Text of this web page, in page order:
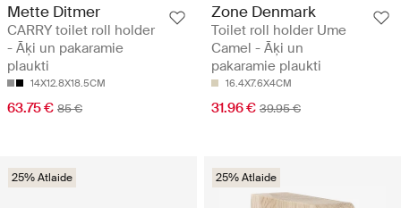
Mette Ditmer
CARRY toilet roll holder
- Āķi un pakaramie
plaukti
14X12.8X18.5CM
63.75 € 85 €
Zone Denmark
Toilet roll holder Ume
Camel - Āķi un
pakaramie plaukti
16.4X7.6X4CM
31.96 € 39.95 €
25% Atlaide 25% Atlaide